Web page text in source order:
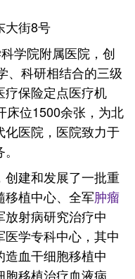
大街8号
学院附属医院，创
、科研相结合的三级
疗保险定点医疗机
床位1500余张，为北
医院，医院致力于
建和发展了一批重
移植中心、全军肿瘤
射病研究治疗中
学专科中心，其中
血干细胞移植中
移植治疗血液病、